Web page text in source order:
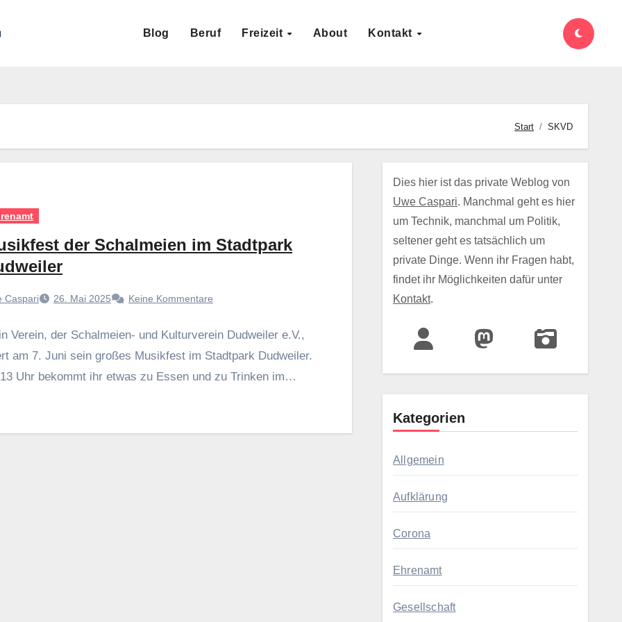
Blog Beruf Freizeit About Kontakt
Start SKVD
der Schalmeien im Stadtpark
Caspari 26. Mai 2025 Keine Kommentare
Verein, der Schalmeien- und Kulturverein Dudweiler e.V.,
am 7. Juni sein großes Musikfest im Stadtpark Dudweiler.
Uhr bekommt ihr etwas zu Essen und zu Trinken im…
Dies hier ist das private Weblog von
Uwe Caspari. Manchmal geht es hier
um Technik, manchmal um Politik,
seltener geht es tatsächlich um
private Dinge. Wenn ihr Fragen habt,
findet ihr Möglichkeiten dafür unter
Kontakt.
Kategorien
Allgemein
Aufklärung
Corona
Ehrenamt
Gesellschaft